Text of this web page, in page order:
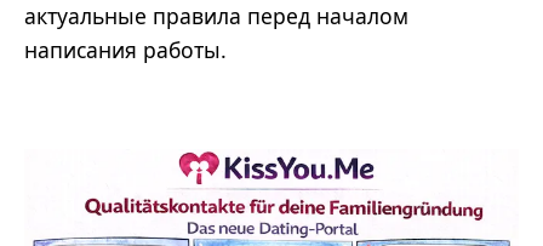
актуальные правила перед началом
написания работы.